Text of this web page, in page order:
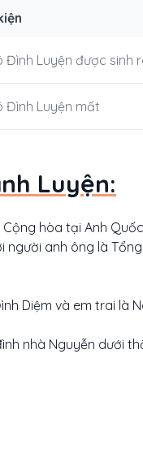
Đình Luyện được sinh
Đình Luyện mất
Luyện:
hòa tại Anh
người anh ông là
Diệm và em trai là
nhà Nguyễn dưới